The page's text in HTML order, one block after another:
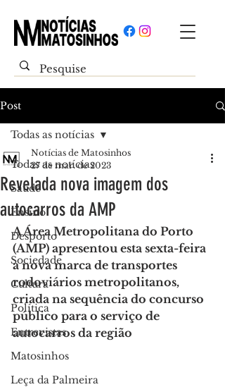
Post
Todas as notícias
Saúde
Ensino
Desporto
Sociedade
Cultura
Política
Entrevistas
Matosinhos
Leça da Palmeira
Todas as notícias
Revelada nova imagem dos
autocarros da AMP
Notícias de Matosinhos
27 de mar. de 2023
A Área Metropolitana do Porto
(AMP) apresentou esta sexta-feira
a nova marca de transportes
rodoviários metropolitanos,
criada na sequência do concurso
público para o serviço de
autocarros da região